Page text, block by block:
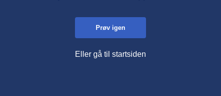
Prøv igen
Eller gå til startsiden